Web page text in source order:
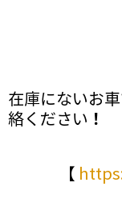
在庫にないお
絡ください ！
【